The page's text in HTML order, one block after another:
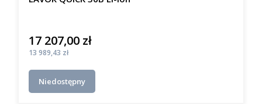
Cena
17 207,00 zł
Cena
13 989,43 zł
Niedostępny